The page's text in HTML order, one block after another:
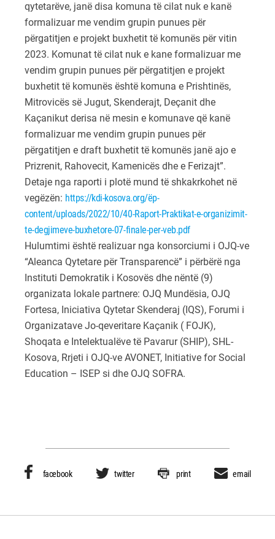
qytetarëve, janë disa komuna të cilat nuk e kanë
formalizuar me vendim grupin punues për
përgatitjen e projekt buxhetit të komunës për vitin
2023. Komunat të cilat nuk e kane formalizuar me
vendim grupin punues për përgatitjen e projekt
buxhetit të komunës është komuna e Prishtinës,
Mitrovicës së Jugut, Skenderajt, Deçanit dhe
Kaçanikut derisa në mesin e komunave që kanë
formalizuar me vendim grupin punues për
përgatitjen e draft buxhetit të komunës janë ajo e
Prizrenit, Rahovecit, Kamenicës dhe e Ferizajt”.
Detaje nga raporti i plotë mund të shkakrkohet në
vegëzën: https://kdi-kosova.org/ëp-
content/uploads/2022/10/40-Raport-Praktikat-e-organizimit-
te-degjimeve-buxhetore-07-finale-per-veb.pdf
Hulumtimi është realizuar nga konsorciumi i OJQ-ve
“Aleanca Qytetare për Transparencë” i përbërë nga
Instituti Demokratik i Kosovës dhe nëntë (9)
organizata lokale partnere: OJQ Mundësia, OJQ
Fortesa, Iniciativa Qytetar Skenderaj (IQS), Forumi i
Organizatave Jo-qeveritare Kaçanik ( FOJK),
Shoqata e Intelektualëve të Pavarur (SHIP), SHL-
Kosova, Rrjeti i OJQ-ve AVONET, Initiative for Social
Education – ISEP si dhe OJQ SOFRA.
facebook twitter print email